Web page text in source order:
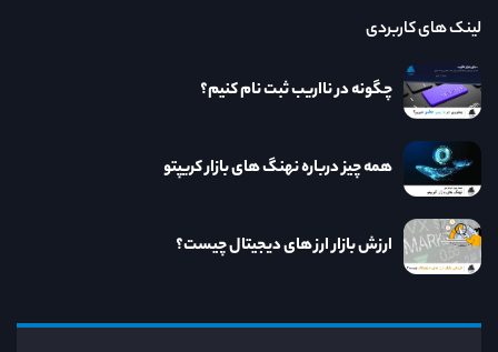
لینک های کاربردی
چگونه در نااریب ثبت نام کنیم؟
همه چیز درباره نهنگ های بازار کریپتو
ارزش بازار ارز های دیجیتال چیست؟